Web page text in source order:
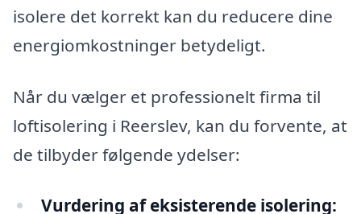
isolere det korrekt kan du reducere dine
energiomkostninger betydeligt.
Når du vælger et professionelt firma til
loftisolering i Reerslev, kan du forvente, at
de tilbyder følgende ydelser:
Vurdering af eksisterende isolering: